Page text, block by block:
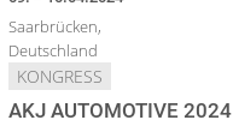
Saarbrücken,
Deutschland
KONGRESS
AKJ AUTOMOTIVE 2024